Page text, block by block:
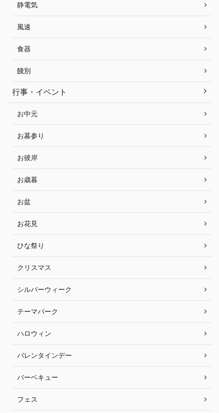
静電気
風速
食器
餞別
行事・イベント
お中元
お墓参り
お彼岸
お歳暮
お盆
お花見
ひな祭り
クリスマス
シルバーウィーク
テーマパーク
ハロウィン
バレンタインデー
バーベキュー
フェス